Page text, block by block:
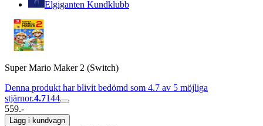
Elgiganten Kundklubb
Super Mario Maker 2 (Switch)
Denna produkt har blivit bedömd som 4.7 av 5 möjliga
stjärnor.4.7144
559.-
Lägg i kundvagn